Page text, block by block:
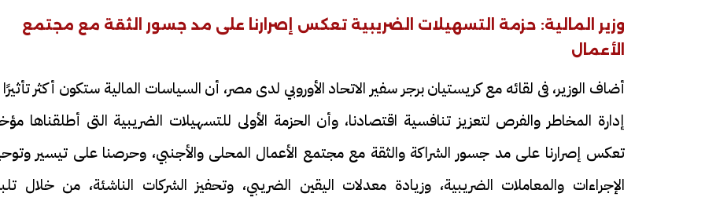
وزير المالية: حزمة التسهيلات الضريبية تعكس إصرارنا على مد جسور الثقة مع مجتمع
الأعمال
أضاف الوزير، فى لقائه مع كريستيان برجر سفير الاتحاد الأوروبي لدى مصر، أن السياسات المالية ستكون أكثر
إدارة المخاطر والفرص لتعزيز تنافسية اقتصادنا، وأن الحزمة الأولى للتسهيلات الضريبية التى أطلقناها
تعكس إصرارنا على مد جسور الشراكة والثقة مع مجتمع الأعمال المحلى والأجنبي، وحرصنا على تيسير
الإجراءات والمعاملات الضريبية، وزيادة معدلات اليقين الضريبي، وتحفيز الشركات الناشئة، من خلال